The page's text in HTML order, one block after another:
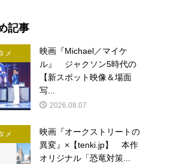
記事
メ
映画『Michael／マイケ
ル』 ジャクソン5時代の
【新スポット映像＆場面
写...
2026.08.07
メ
映画『オークストリートの
異変』×【tenki.jp】 本作
オリジナル「恐竜対策...